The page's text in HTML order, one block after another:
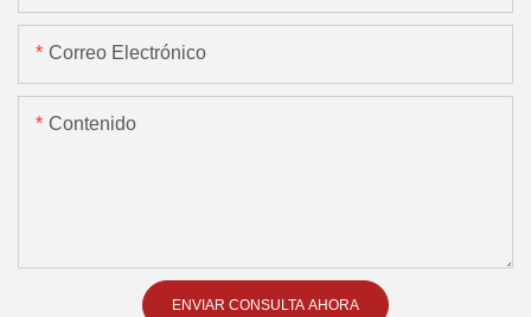
Correo Electrónico
Contenido
ENVIAR CONSULTA AHORA